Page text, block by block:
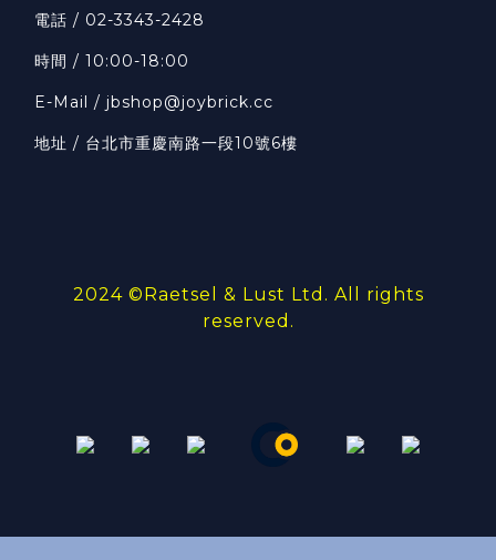
電話 / 02-3343-2428
時間 / 10:00-18:00
E-Mail / jbshop@joybrick.cc
地址 / 台北市重慶南路一段10號6樓
2024 © Raetsel & Lust Ltd. All rights
reserved.